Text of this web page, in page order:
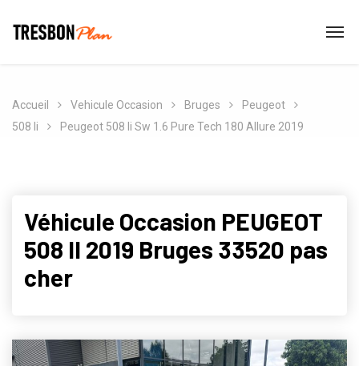
Accueil Vehicule Occasion Bruges
Peugeot
508 Ii
Peugeot 508 Ii Sw 1.6 Pure Tech 180 Allure 2019
Véhicule Occasion PEUGEOT
508 II 2019 Bruges 33520 pas
cher